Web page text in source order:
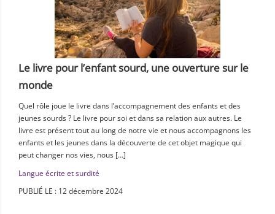
Le livre pour l’enfant sourd, une ouverture sur le
monde
Quel rôle joue le livre dans l’accompagnement des enfants et des
jeunes sourds ? Le livre pour soi et dans sa relation aux autres. Le
livre est présent tout au long de notre vie et nous accompagnons les
enfants et les jeunes dans la découverte de cet objet magique qui
peut changer nos vies, nous […]
Langue écrite et surdité
PUBLIÉ LE : 12 décembre 2024